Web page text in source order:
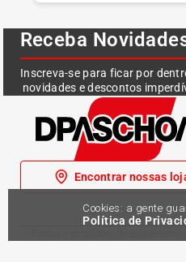
Cookies: a gente
Política de
Receba
Inscreva-se para ficar por
novidades e descontos
Encontrar nossas
Preços e condições de